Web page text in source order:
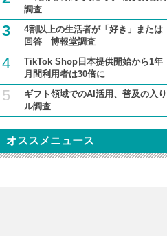
調査
3
4割以上の生活者が「好き」または
回答 博報堂調査
4
TikTok Shop日本提供開始から1年
月間利用者は30倍に
5
ギフト領域でのAI活用、普及の入
ル調査
オススメニュース